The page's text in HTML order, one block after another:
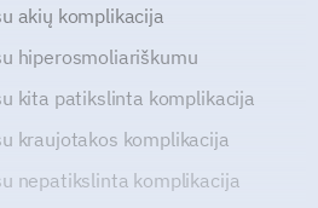
akių komplikacija
hiperosmoliariškumu
kita patikslinta komplikacija
kraujotakos komplikacija
nepatikslinta komplikacija